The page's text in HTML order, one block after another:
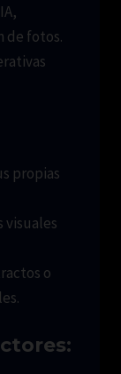
de fotos.
propias
visuales
o